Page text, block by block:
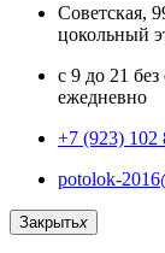
Советская,
цокольный
с 9 до 21 без
ежедневно
+7 (923) 102
potolok-
Закрытьx